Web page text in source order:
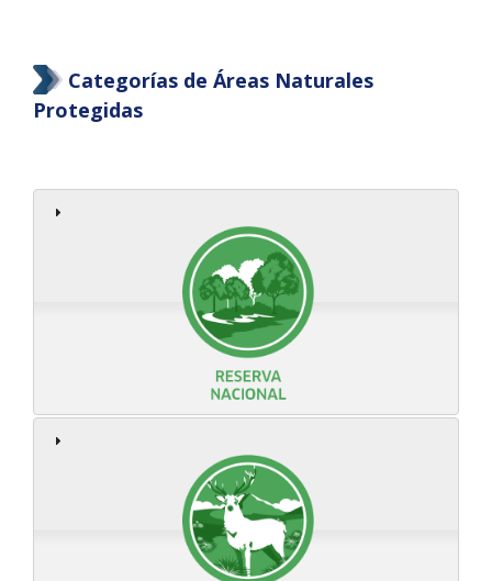
Categorías de Áreas Naturales
Protegidas